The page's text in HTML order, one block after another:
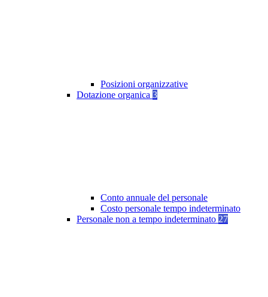
Posizioni organizzative
Dotazione organica 3
Conto annuale del personale
Costo personale tempo indeterminato
Personale non a tempo indeterminato 27